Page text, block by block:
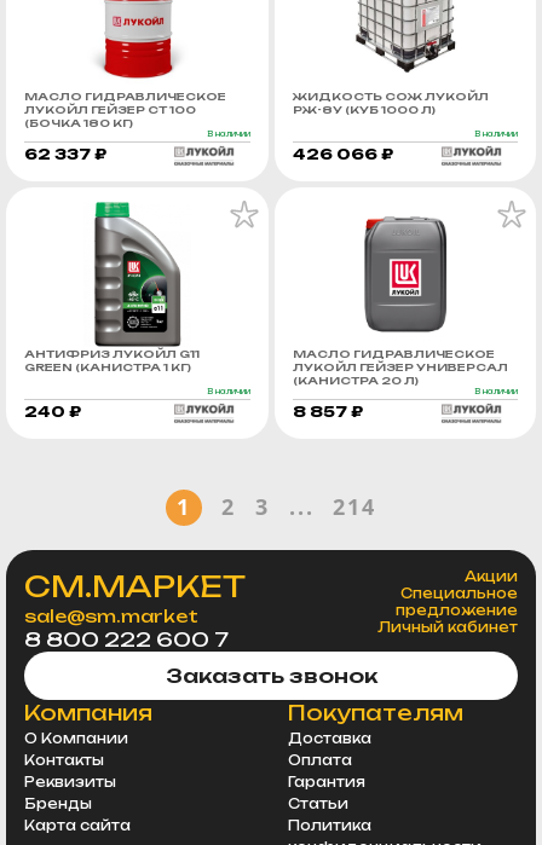
МАСЛО ГИДРАВЛИЧЕСКОЕ
ЛУКОЙЛ ГЕЙЗЕР СТ 100
(БОЧКА 180 КГ)
В наличии
62 337 ₽
ЖИДКОСТЬ СОЖ ЛУКОЙЛ
РЖ-8У (КУБ 1000 Л)
В наличии
426 066 ₽
АНТИФРИЗ ЛУКОЙЛ G11
GREEN (КАНИСТРА 1 КГ)
В наличии
240 ₽
МАСЛО ГИДРАВЛИЧЕСКОЕ
ЛУКОЙЛ ГЕЙЗЕР УНИВЕРСАЛ
(КАНИСТРА 20 Л)
В наличии
8 857 ₽
1 2 3 ... 214
СМ.МАРКЕТ
sale@sm.market
8 800 222 600 7
Акции
Специальное
предложение
Личный кабинет
Заказать звонок
Компания
О Компании
Контакты
Реквизиты
Бренды
Карта сайта
Покупателям
Доставка
Оплата
Гарантия
Статьи
Политика